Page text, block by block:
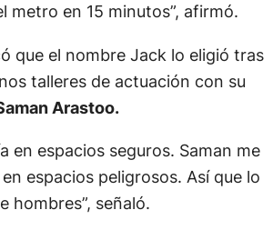
metro en 15 minutos”, afirmó.
que el nombre Jack lo eligió tras
talleres de actuación con su
Arastoo.
en espacios seguros. Saman me
espacios peligrosos. Así que lo
hombres”, señaló.